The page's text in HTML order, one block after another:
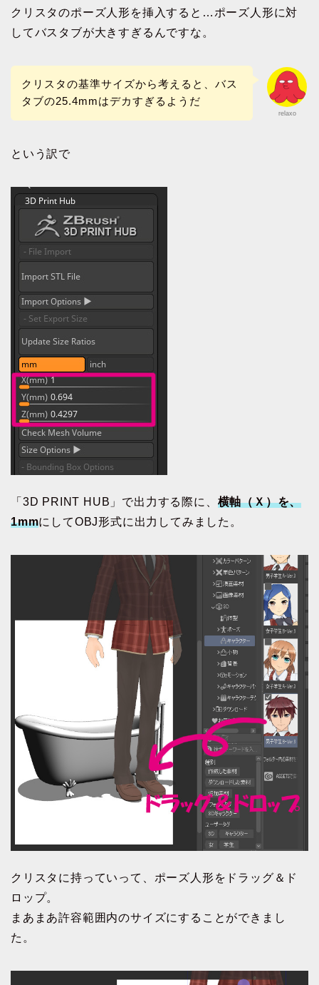
クリスタのポーズ人形を挿入すると…ポーズ人形に対
してバスタブが大きすぎるんですな。
relaxo
クリスタの基準サイズから考えると、バス
タブの25.4mmはデカすぎるようだ
という訳で
「3D PRINT HUB」で出力する際に、 横軸（Ｘ）を、
1mmにしてOBJ形式に出力してみました。
クリスタに持っていって、ポーズ人形をドラッグ＆ド
ロップ。
まあまあ許容範囲内のサイズにすることができまし
た。